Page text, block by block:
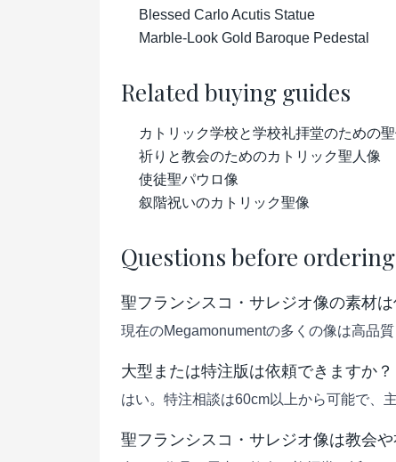
Blessed Carlo Acutis Statue
Marble-Look Gold Baroque Pedestal
Related buying guides
カトリック学校と学校礼拝堂のための
祈りと教会のためのカトリック聖人像
使徒聖パウロ像
叙階祝いのカトリック聖像
Questions before ordering
聖フランシスコ・サレジオ像の素材は
現在のMegamonumentの多くの像は高品
大型または特注版は依頼できますか？
はい。特注相談は60cm以上から可能で、
聖フランシスコ・サレジオ像は教会